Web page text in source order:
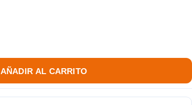
AÑADIR AL CARRITO